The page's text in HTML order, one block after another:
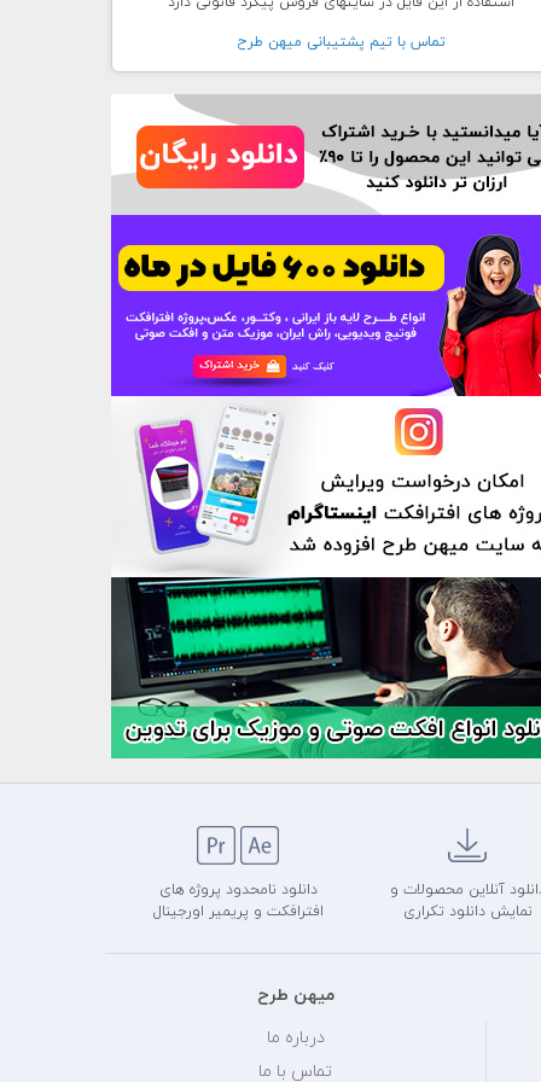
تماس با تيم پشتيبانی ميهن طرح
آنلاین محصولات و
نمایش دانلود تکراری
دانلود نامحدود پروژه های
افترافکت و پریمیر اورجینال
میهن طرح
درباره ما
تماس با ما